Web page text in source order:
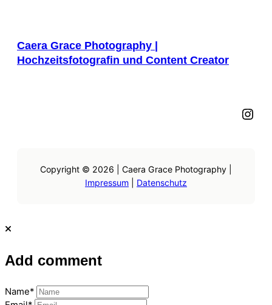
Caera Grace Photography |
Hochzeitsfotografin und Content Creator
Instagram
Copyright © 2026 | Caera Grace Photography |
Impressum
Datenschutz
Add comment
Name*